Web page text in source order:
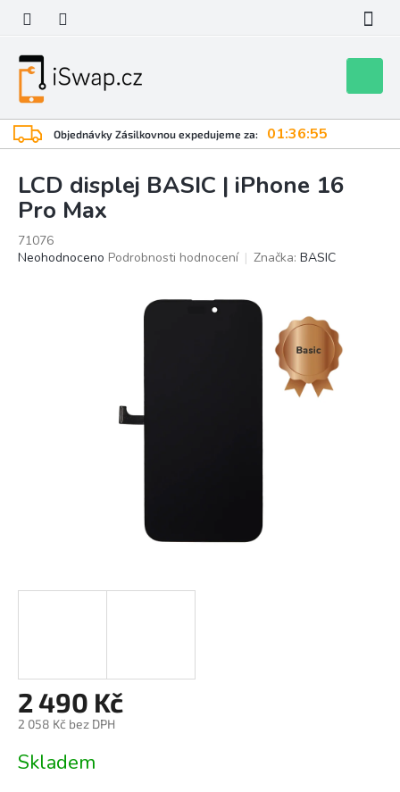
obsah
Objednávky Zásilkovnou expedujeme za: 01:36:54
košík
LCD displej BASIC | iPhone 16
Pro Max
71076
Průměrné
Neohodnoceno Podrobnosti hodnocení Značka: BASIC
2 490 Kč
2 058 Kč bez DPH
cena:
Skladem